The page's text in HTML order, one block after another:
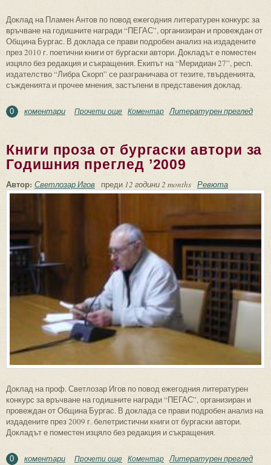
Доклад на Пламен Антов по повод ежегодния литературен конкурс за
връчване на годишните награди “ПЕГАС”, организиран и провеждан от
Община Бургас. В доклада се прави подробен анализ на издадените
през 2010 г. поетични книги от бургаски автори. Докладът е поместен
изцяло без редакция и съкращения. Екипът на “Меридиан 27”, респ.
издателство “Либра Скорп” се разграничава от тезите, твърденията,
съжденията и прочее мнения, застъпени в представения доклад.
0 коментари Прочети още about Поезия от бургаски автори за
Коментар Литературен преглед
Книги проза от бургаски автори за
Годишния преглед ’2009
Автор: Светлозар Игов преди 12 години 2 months Ревюта
Доклад на проф. Светлозар Игов по повод ежегодния литературен
конкурс за връчване на годишните награди “ПЕГАС”, организиран и
провеждан от Община Бургас. В доклада се прави подробен анализ на
издадените през 2009 г. белетристични книги от бургаски автори.
Докладът е поместен изцяло без редакция и съкращения.
0 коментари Прочети още about Книги проза от бургаски автори за
Коментар Литературен преглед